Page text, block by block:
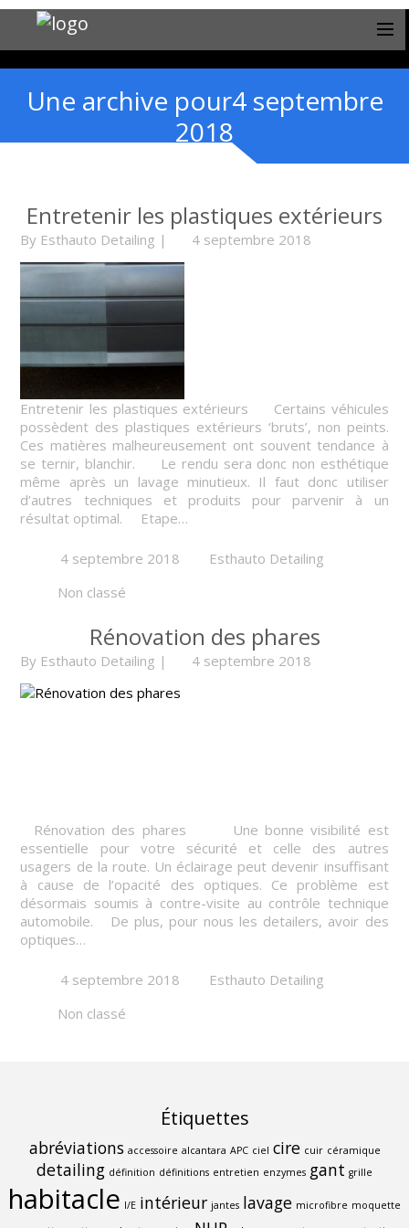
Une archive pour4 septembre
2018
Entretenir les plastiques extérieurs
By Esthauto Detailing | 4 septembre 2018
Entretenir les plastiques extérieurs Certains véhicules
possèdent des plastiques extérieurs ‘bruts’, non peints.
Ces matières malheureusement ont souvent tendance à
se ternir, blanchir. Le rendu sera donc non esthétique
même après un lavage minutieux. Il faut donc utiliser
d’autres techniques et produits pour parvenir à un
résultat optimal. Etape…
4 septembre 2018
Esthauto Detailing
Non classé
Rénovation des phares
By Esthauto Detailing | 4 septembre 2018
Rénovation des phares Une bonne visibilité est
essentielle pour votre sécurité et celle des autres
usagers de la route. Un éclairage peut devenir insuffisant
à cause de l’opacité des optiques. Ce problème est
désormais soumis à contre-visite au contrôle technique
automobile. De plus, pour nous les detailers, avoir des
optiques…
4 septembre 2018
Esthauto Detailing
Non classé
Étiquettes
abréviations accessoire alcantara APC ciel cire cuir céramique
detailing définition définitions entretien enzymes gant grille
habitacle I/E intérieur jantes lavage microfibre moquette